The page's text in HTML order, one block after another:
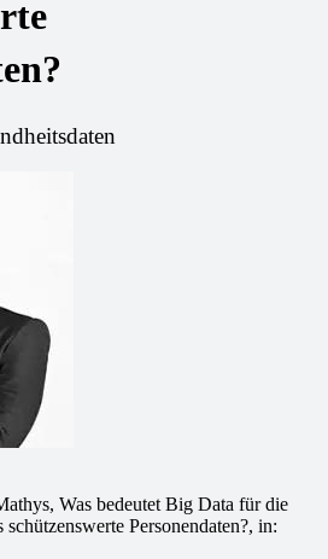
Was bedeutet Big Data für die
Personendaten?, in: